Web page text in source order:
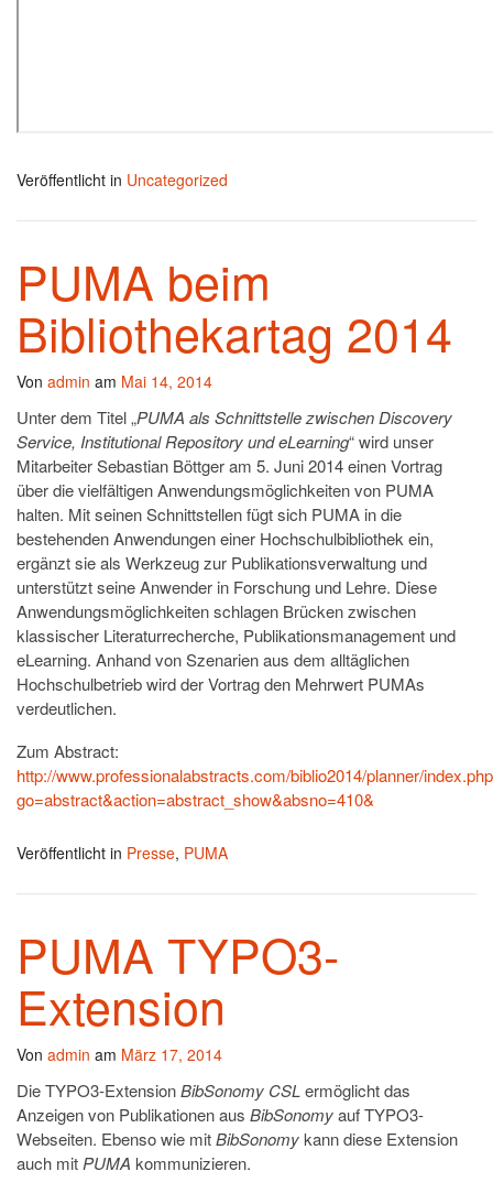
Veröffentlicht in Uncategorized
PUMA beim
Bibliothekartag 2014
Von admin am Mai 14, 2014
Unter dem Titel „PUMA als Schnittstelle zwischen Discovery
Service, Institutional Repository und eLearning“ wird unser
Mitarbeiter Sebastian Böttger am 5. Juni 2014 einen Vortrag
über die vielfältigen Anwendungsmöglichkeiten von PUMA
halten. Mit seinen Schnittstellen fügt sich PUMA in die
bestehenden Anwendungen einer Hochschulbibliothek ein,
ergänzt sie als Werkzeug zur Publikationsverwaltung und
unterstützt seine Anwender in Forschung und Lehre. Diese
Anwendungsmöglichkeiten schlagen Brücken zwischen
klassischer Literaturrecherche, Publikationsmanagement und
eLearning. Anhand von Szenarien aus dem alltäglichen
Hochschulbetrieb wird der Vortrag den Mehrwert PUMAs
verdeutlichen.
Zum Abstract:
http://www.professionalabstracts.com/biblio2014/planner/
go=abstract&action=abstract_show&absno=410&
Veröffentlicht in Presse, PUMA
PUMA TYPO3-
Extension
Von admin am März 17, 2014
Die TYPO3-ExtensionBibSonomy CSL ermöglicht das
Anzeigen von Publikationen aus BibSonomyauf TYPO3-
Webseiten. Ebenso wie mitBibSonomykann diese Extension
auch mit PUMA kommunizieren.